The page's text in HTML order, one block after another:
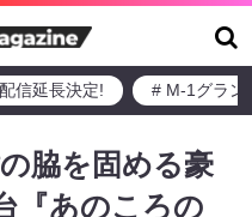
信延長決定! # M-1グラン
脇を固める豪
『あのころの